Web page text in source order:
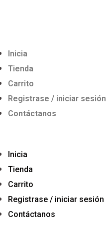
Inicia
Tienda
Carrito
Registrase / iniciar sesión
Contáctanos
Inicia
Tienda
Carrito
Registrase / iniciar sesión
Contáctanos